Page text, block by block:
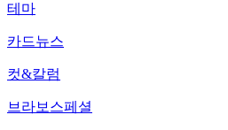
테마
카드뉴스
컷&칼럼
브라보스페셜